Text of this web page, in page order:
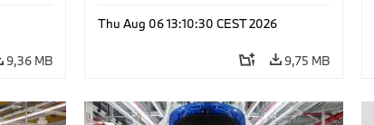
9,36 MB
Локации
Thu Aug 06 13:10:30 CEST 2026
9,75 MB